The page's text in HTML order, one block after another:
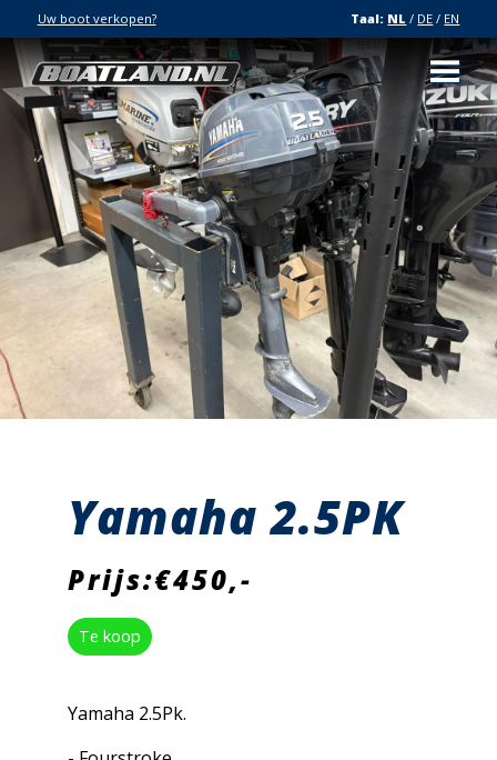
Uw boot verkopen? Taal: NL / DE / EN
Yamaha 2.5PK
Prijs:€450,-
Te koop
Yamaha 2.5Pk.